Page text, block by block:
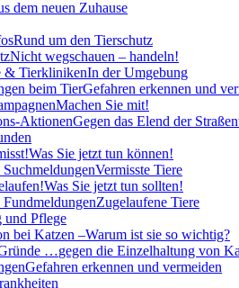
dem neuen Zuhause
Rund um den Tierschutz
Nicht wegschauen – handeln!
& TierklinikenIn der Umgebung
beim TierGefahren erkennen und
Machen Sie mit!
AktionenGegen das Elend der
Was Sie jetzt tun können!
Vermisste Tiere
Was Sie jetzt tun sollten!
Zugelaufene Tiere
und Pflege
bei Katzen –Warum ist sie so wichtig?
…gegen die Einzelhaltung von
Gefahren erkennen und vermeiden